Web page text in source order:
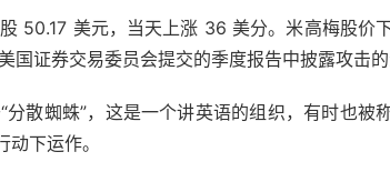
50.17 美元，当天上涨 36 美分。米高梅股价
国证券交易委员会提交的季度报告中披露攻击的
散蜘蛛”，这是一个讲英语的组织，有时也被
动下运作。